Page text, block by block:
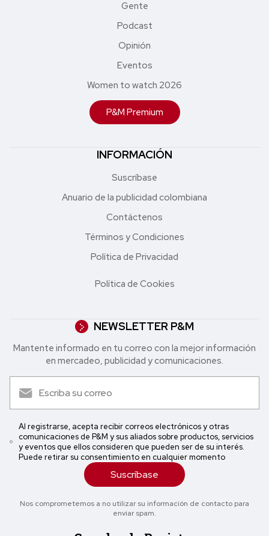
Gente
Podcast
Opinión
Eventos
Women to watch 2026
P&M Premium
INFORMACIÓN
Suscríbase
Anuario de la publicidad colombiana
Contáctenos
Términos y Condiciones
Política de Privacidad
Política de Cookies
NEWSLETTER P&M
Mantente informado en tu correo con la mejor in formación
en mercadeo, publicidad y comunicaciones.
Al registrarse, acepta recibir correos electrónicos y otras
comunicaciones de P&M y sus aliados sobre productos, servicios
y eventos que ellos consideren que pueden ser de su interés.
Puede retirar su consentimiento en cualquier momento
Suscríbase
Nos comprometemos a no utilizar su información de contacto para
enviar spam.